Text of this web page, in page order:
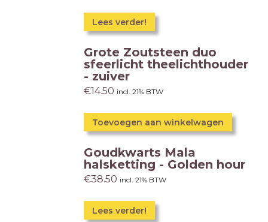
Lees verder!
Grote Zoutsteen duo
sfeerlicht theelichthouder
- zuiver
€14.50 incl. 21% BTW
Toevoegen aan winkelwagen
Goudkwarts Mala
halsketting - Golden hour
€38.50 incl. 21% BTW
Lees verder!